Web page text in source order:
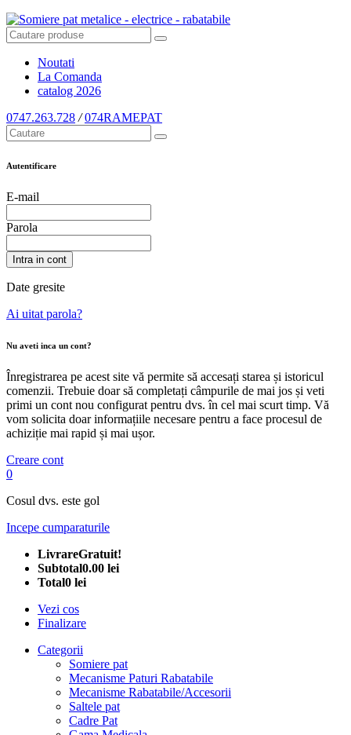
Noutati
La Comanda
catalog 2026
0747.263.728 / 074RAMEPAT
Autentificare
E-mail
Parola
Intra in cont
Date gresite
Ai uitat parola?
Nu aveti inca un cont?
Înregistrarea pe acest site vă permite să accesați starea și istoricul
comenzii. Trebuie doar să completați câmpurile de mai jos și veti
primi un cont nou configurat pentru dvs. în cel mai scurt timp. Vă
vom solicita doar informațiile necesare pentru a face procesul de
achiziție mai rapid și mai ușor.
Creare cont
0
Cosul dvs. este gol
Incepe cumparaturile
LivrareGratuit!
Subtotal0.00 lei
Total0 lei
Vezi cos
Finalizare
Categorii
Somiere pat
Mecanisme Paturi Rabatabile
Mecanisme Rabatabile/Accesorii
Saltele pat
Cadre Pat